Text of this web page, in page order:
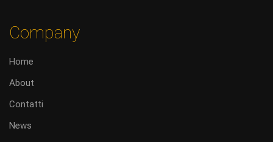
Company
Home
About
Contatti
News